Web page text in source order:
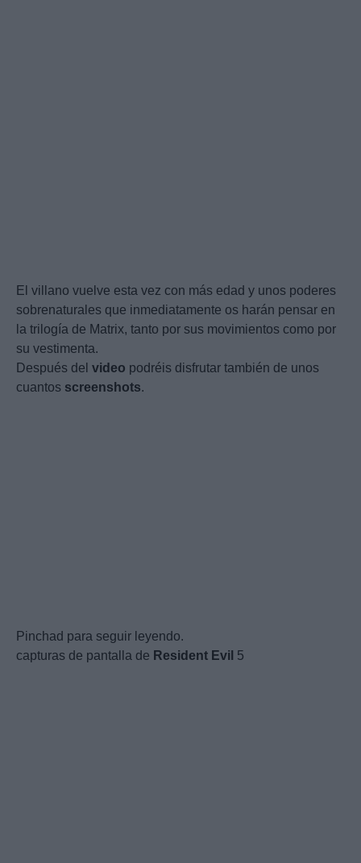
El villano vuelve esta vez con más edad y unos poderes
sobrenaturales que inmediatamente os harán pensar en
la trilogía de Matrix, tanto por sus movimientos como por
su vestimenta.
Después del video podréis disfrutar también de unos
cuantos screenshots.
Pinchad para seguir leyendo.
capturas de pantalla de Resident Evil 5